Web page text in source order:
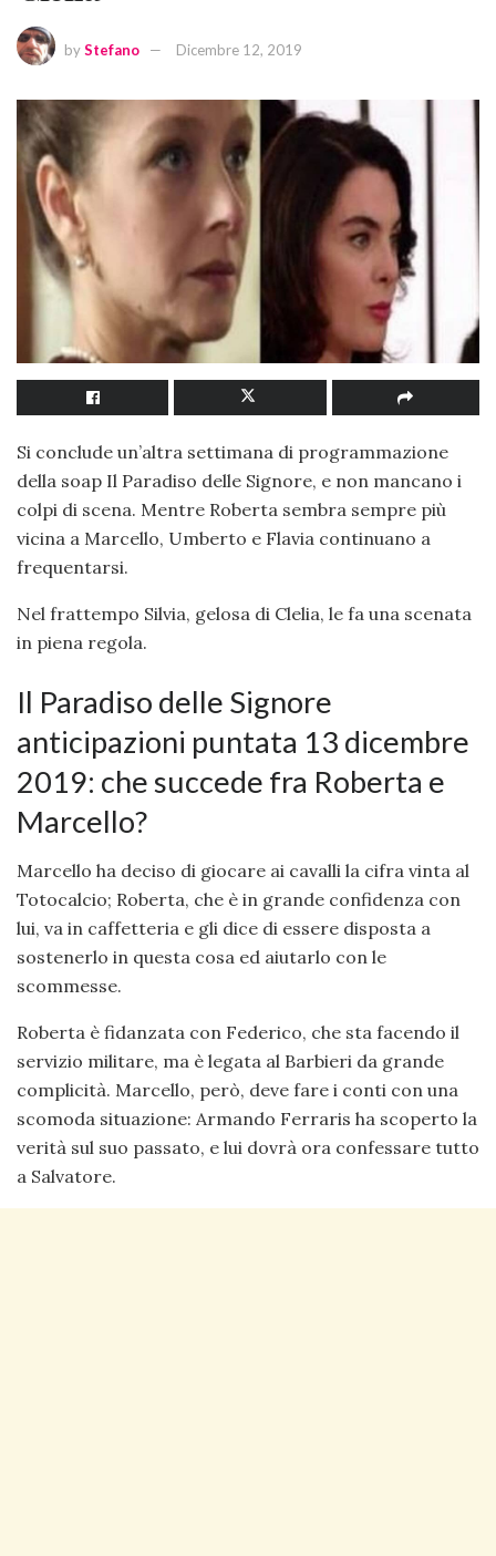
byStefano Dicembre 12, 2019
Si conclude un’altra settimana di programmazione
della soap Il Paradiso delle Signore, e non mancano i
colpi di scena. Mentre Roberta sembra sempre più
vicina a Marcello, Umberto e Flavia continuano a
frequentarsi.
Nel frattempo Silvia, gelosa di Clelia, le fa una scenata
in piena regola.
Il Paradiso delle Signore
anticipazioni puntata 13 dicembre
2019: che succede fra Roberta e
Marcello?
Marcello ha deciso di giocare ai cavalli la cifra vinta al
Totocalcio; Roberta, che è in grande confidenza con
lui, va in caffetteria e gli dice di essere disposta a
sostenerlo in questa cosa ed aiutarlo con le
scommesse.
Roberta è fidanzata con Federico, che sta facendo il
servizio militare, ma è legata al Barbieri da grande
complicità. Marcello, però, deve fare i conti con una
scomoda situazione: Armando Ferraris ha scoperto la
verità sul suo passato, e lui dovrà ora confessare tutto
a Salvatore.